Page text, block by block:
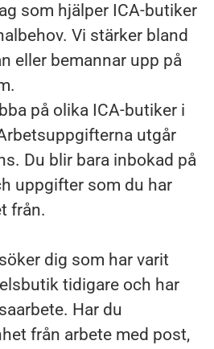
som hjälper ICA-butiker
Vi stärker bland
eller bemannar upp på
på olika ICA-butiker i
utgår
Du blir bara inbokad på
uppgifter som du har
från.
dig som har varit
tidigare och har
Har du
från arbete med post,